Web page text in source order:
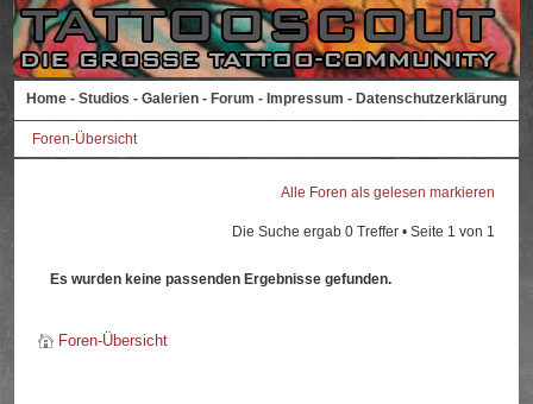
Home - Studios - Galerien - Forum - Impressum - Datenschutzerklärung
Foren-Übersicht
Alle Foren als gelesen markieren
Die Suche ergab 0 Treffer • Seite 1 von 1
Es wurden keine passenden Ergebnisse gefunden.
Foren-Übersicht